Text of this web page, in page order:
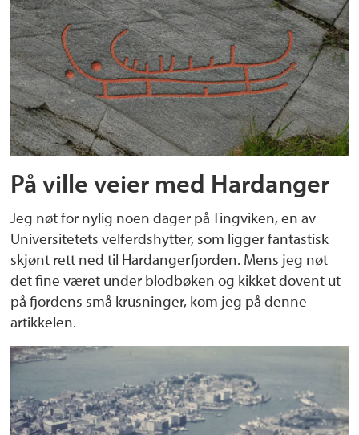
På ville veier med Hardanger
Jeg nøt for nylig noen dager på Tingviken, en av
Universitetets velferdshytter, som ligger fantastisk
skjønt rett ned til Hardangerfjorden. Mens jeg nøt
det fine været under blodbøken og kikket dovent ut
på fjordens små krusninger, kom jeg på denne
artikkelen.